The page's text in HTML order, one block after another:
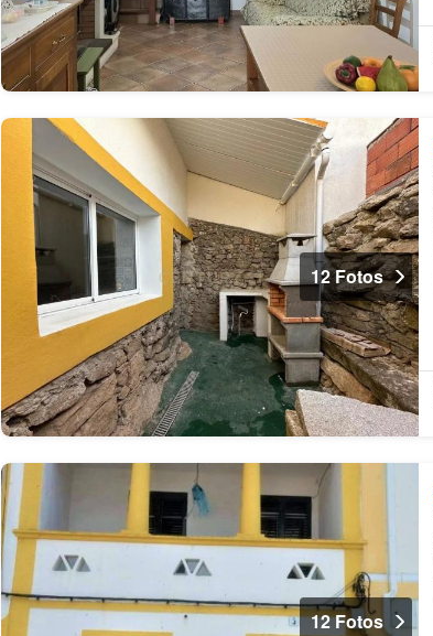
12 Fotos
12 Fotos